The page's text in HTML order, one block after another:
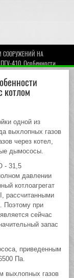
СООРУЖЕНИЙ НА
410. Особенности
котлом
одной из
выхлопных газов
через котел,
дымососы.
- 31,5
давлении
котлоагрегат
рассчитанными
Поэтому при
сейчас
запас
приведенным
Па.
выхлопных газов